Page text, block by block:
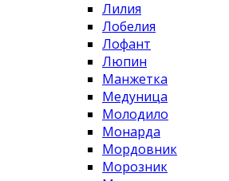
Лилия
Лобелия
Лофант
Люпин
Манжетка
Медуница
Молодило
Монарда
Мордовник
Морозник